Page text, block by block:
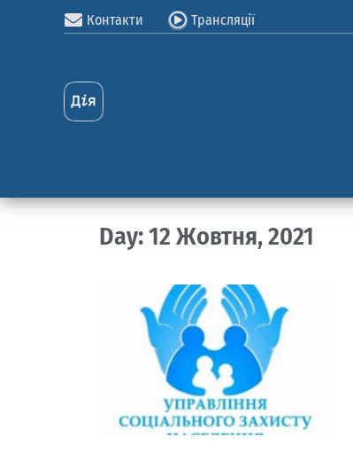
Контакти Трансляції
Day: 12 Жовтня, 2021